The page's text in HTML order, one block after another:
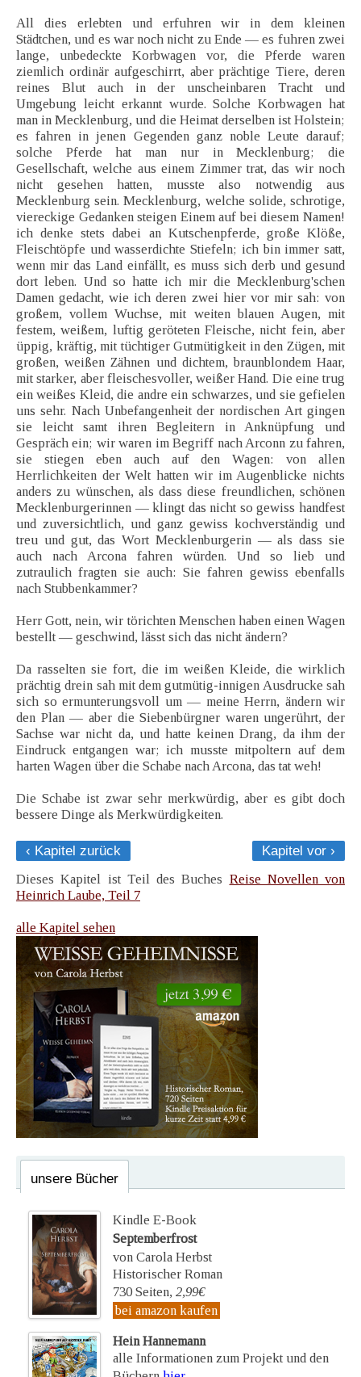
All dies erlebten und erfuhren wir in dem kleinen
Städtchen, und es war noch nicht zu Ende — es fuhren zwei
lange, unbedeckte Korbwagen vor, die Pferde waren
ziemlich ordinär aufgeschirrt, aber prächtige Tiere, deren
reines Blut auch in der unscheinbaren Tracht und
Umgebung leicht erkannt wurde. Solche Korbwagen hat
man in Mecklenburg, und die Heimat derselben ist Holstein;
es fahren in jenen Gegenden ganz noble Leute darauf;
solche Pferde hat man nur in Mecklenburg; die
Gesellschaft, welche aus einem Zimmer trat, das wir noch
nicht gesehen hatten, musste also notwendig aus
Mecklenburg sein. Mecklenburg, welche solide, schrotige,
viereckige Gedanken steigen Einem auf bei diesem Namen!
ich denke stets dabei an Kutschenpferde, große Klöße,
Fleischtöpfe und wasserdichte Stiefeln; ich bin immer satt,
wenn mir das Land einfällt, es muss sich derb und gesund
dort leben. Und so hatte ich mir die Mecklenburg'schen
Damen gedacht, wie ich deren zwei hier vor mir sah: von
großem, vollem Wuchse, mit weiten blauen Augen, mit
festem, weißem, luftig geröteten Fleische, nicht fein, aber
üppig, kräftig, mit tüchtiger Gutmütigkeit in den Zügen, mit
großen, weißen Zähnen und dichtem, braunblondem Haar,
mit starker, aber fleischesvoller, weißer Hand. Die eine trug
ein weißes Kleid, die andre ein schwarzes, und sie gefielen
uns sehr. Nach Unbefangenheit der nordischen Art gingen
sie leicht samt ihren Begleitern in Anknüpfung und
Gespräch ein; wir waren im Begriff nach Arconn zu fahren,
sie stiegen eben auch auf den Wagen: von allen
Herrlichkeiten der Welt hatten wir im Augenblicke nichts
anders zu wünschen, als dass diese freundlichen, schönen
Mecklenburgerinnen — klingt das nicht so gewiss handfest
und zuversichtlich, und ganz gewiss kochverständig und
treu und gut, das Wort Mecklenburgerin — als dass sie
auch nach Arcona fahren würden. Und so lieb und
zutraulich fragten sie auch: Sie fahren gewiss ebenfalls
nach Stubbenkammer?
Herr Gott, nein, wir törichten Menschen haben einen Wagen
bestellt — geschwind, lässt sich das nicht ändern?
Da rasselten sie fort, die im weißen Kleide, die wirklich
prächtig drein sah mit dem gutmütig-innigen Ausdrucke sah
sich so ermunterungsvoll um — meine Herrn, ändern wir
den Plan — aber die Siebenbürgner waren ungerührt, der
Sachse war nicht da, und hatte keinen Drang, da ihm der
Eindruck entgangen war; ich musste mitpoltern auf dem
harten Wagen über die Schabe nach Arcona, das tat weh!
Die Schabe ist zwar sehr merkwürdig, aber es gibt doch
bessere Dinge als Merkwürdigkeiten.
‹ Kapitel zurück
Kapitel vor ›
Dieses Kapitel ist Teil des Buches Reise Novellen von
Heinrich Laube, Teil 7
alle Kapitel sehen
unsere Bücher
Kindle E-Book
Septemberfrost
von Carola Herbst
Historischer Roman
730 Seiten, 2,99€
bei amazon kaufen
Hein Hannemann
alle Informationen zum Projekt und den